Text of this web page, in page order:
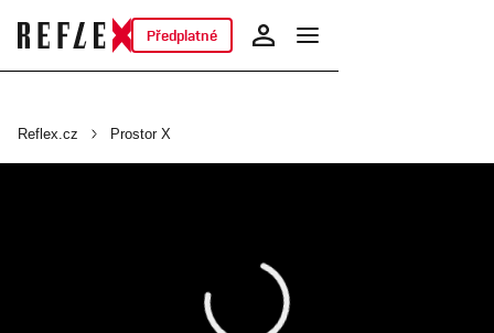
Předplatné
Reflex.cz Prostor X